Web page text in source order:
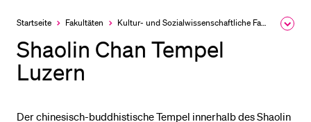
Startseite Fakultäten Kultur- und Sozial­­wissenschaftliche Fakultät
Shaolin Chan Tempel
Luzern
Der chinesisch-buddhistische Tempel innerhalb des Shaolin
Schulklassen und Lehrpersonen
Studien­interessierte
Studierende